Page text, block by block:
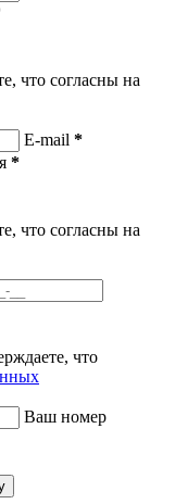
что согласны на
E-mail *
*
что согласны на
что
Ваш номер